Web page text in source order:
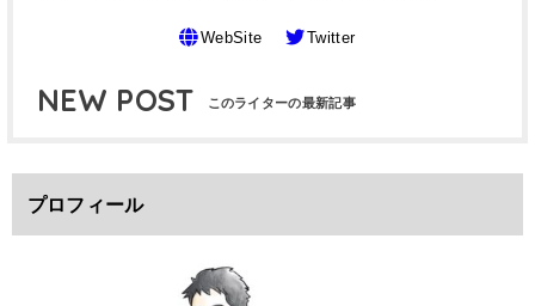
WebSite Twitter
NEW POST
プロフィール